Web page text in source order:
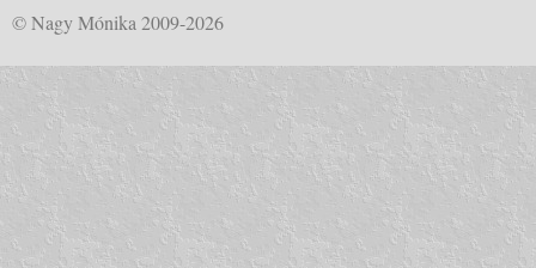
© Nagy Mónika 2009-2026